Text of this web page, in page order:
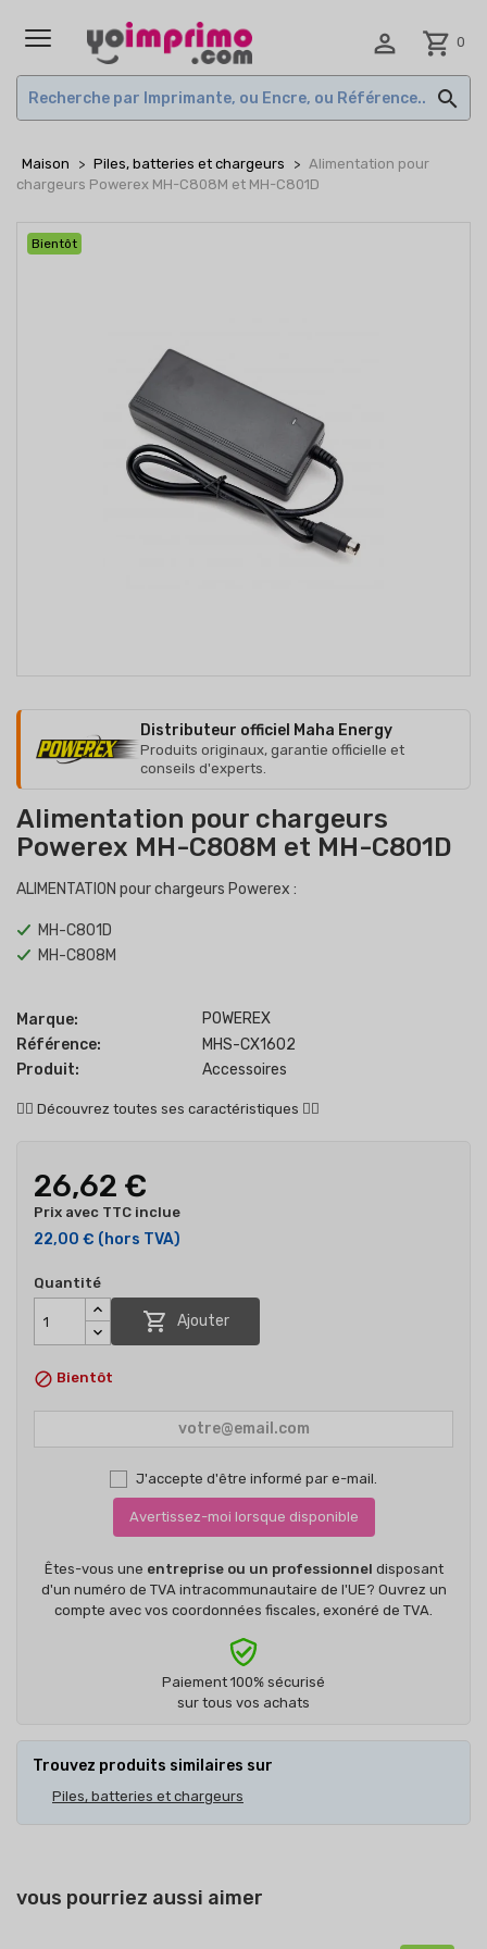
 shopping_cart 0

Maison Piles, batteries et chargeurs
Alimentation pour
chargeurs Powerex MH-C808M et MH-C801D
Bientôt
Distributeur officiel Maha Energy
Produits originaux, garantie officielle et
conseils d'experts.
Alimentation pour chargeurs
Powerex MH-C808M et MH-C801D
ALIMENTATION pour chargeurs Powerex :
MH-C801D
MH-C808M
Marque:
POWEREX
Référence:
MHS-CX1602
Produit:
Accessoires
👇🏻 Découvrez toutes ses caractéristiques 👇🏻
26,62 €
22,00 € (hors TVA)
Prix avec TTC inclue
Quantité
 Ajouter
 Bientôt
J'accepte d'être informé par e-mail.
Avertissez-moi lorsque disponible
Êtes-vous une entreprise ou un professionnel disposant
d'un numéro de TVA intracommunautaire de l'UE? Ouvrez un
compte avec vos coordonnées fiscales, exonéré de TVA.
Paiement 100% sécurisé
sur tous vos achats
Trouvez produits similaires sur
Piles, batteries et chargeurs
vous pourriez aussi aimer